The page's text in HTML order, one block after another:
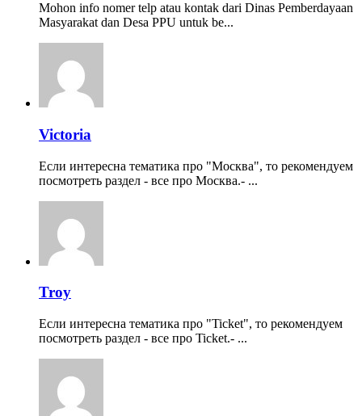
Mohon info nomer telp atau kontak dari Dinas Pemberdayaan
Masyarakat dan Desa PPU untuk be...
Victoria
Если интересна тематика про "Москва", то рекомендуем
посмотреть раздел - все про Москва.- ...
Troy
Если интересна тематика про "Ticket", то рекомендуем
посмотреть раздел - все про Ticket.- ...